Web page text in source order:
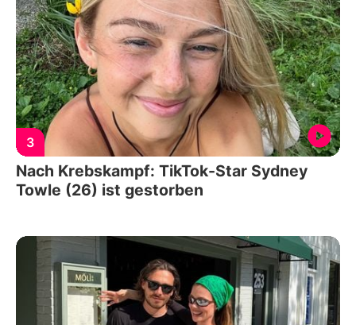
3
Nach Krebskampf: TikTok-Star Sydney
Towle (26) ist gestorben